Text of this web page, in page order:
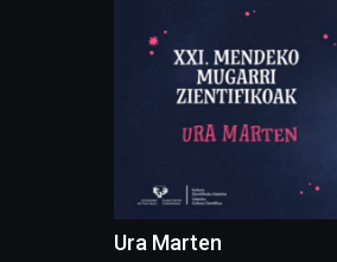
Ura Marten